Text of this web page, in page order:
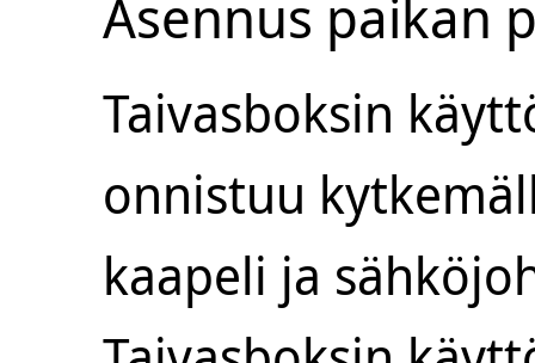
Asennus paikan
Taivasboksin
onnistuu
kaapeli ja